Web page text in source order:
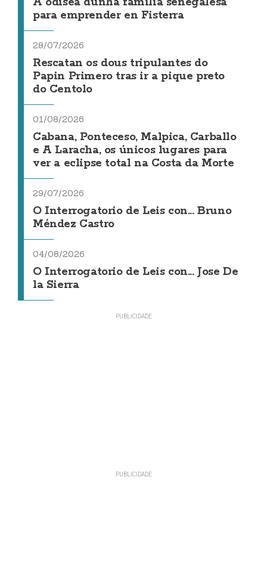
para emprender en Fisterra
28/07/2026
Rescatan os dous tripulantes do
Papin Primero tras ir a pique preto
do Centolo
01/08/2026
Cabana, Ponteceso, Malpica, Carballo
e A Laracha, os únicos lugares para
ver a eclipse total na Costa da Morte
29/07/2026
O Interrogatorio de Leis con... Bruno
Méndez Castro
04/08/2026
O Interrogatorio de Leis con... Jose De
la Sierra